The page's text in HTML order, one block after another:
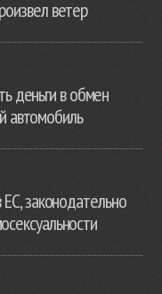
ветер
деньги в обмен
автомобиль
законодательно